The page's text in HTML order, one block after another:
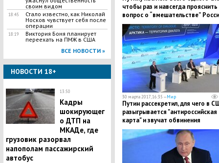
своим видом
18:45
Стало известно, как Николай
Носков чувствует себя после
операции
18:19
Виктория Боня планирует
переехать на ПМЖ в США
ВСЕ НОВОСТИ »
НОВОСТИ 18+
13:50
Кадры
шокирующег
о ДТП на
МКАДе, где
грузовик разорвал
напополам пассажирский
автобус
чтобы раз и навсегда прояснить
вопрос о “вмешательстве”
выборы США
30 марта 2017, 16:35 —Мир
Путин рассекретил, для чего в
разыгрывается "антироссийская
карта" и звучат обвинения